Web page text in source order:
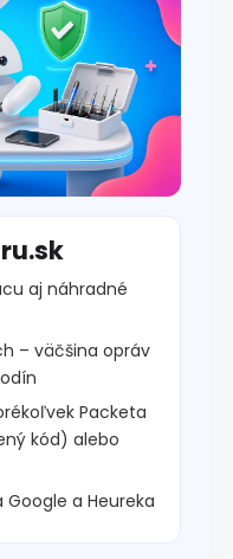
aj náhradné
– väčšina opráv
Packeta
kód) alebo
a Heureka